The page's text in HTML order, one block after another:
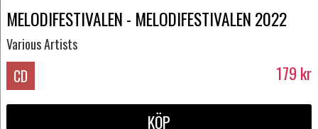
MELODIFESTIVALEN - MELODIFESTIVALEN 2022
Various Artists
CD 179 kr
KÖP